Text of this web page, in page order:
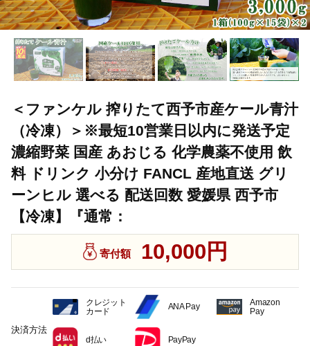
＜ファンケル 搾りたて西予市産ケール青汁
（冷凍）＞※最短10営業日以内に発送予定
濃縮野菜 国産 あおじる 化学農薬不使用 飲
料 ドリンク 小分け FANCL 産地直送 グリ
ーンヒル 選べる 配送回数 愛媛県 西予市
【冷凍】『通常：
寄付額 10,000円
決済方法
クレジット
カード
ANA Pay
Amazon
Pay
d払い PayPay